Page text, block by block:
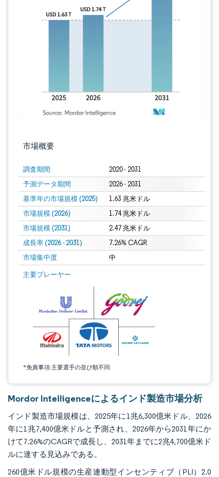
市場概要
調査期間 2020 - 2031
予測データ期間 2026 - 2031
基準年の市場規模 (2025) 1.63 兆米ドル
市場規模 (2026) 1.74 兆米ドル
市場規模 (2031) 2.47 兆米ドル
成長率 (2026 - 2031) 7.26% CAGR
市場集中度 中
主要プレーヤー
*免責事項:主要選手の並び順不同
画像 © Mordor Intelligence。再利用にはCC BY 4.0の表示が必要です。
Mordor Intelligenceによるインド製造市場分析
インド製造市場規模は、2025年に1兆6,300億米ドル、2026
年に1兆7,400億米ドルと予測され、2026年から2031年にか
けて7.26%のCAGRで成長し、2031年までに2兆4,700億米ド
ルに達する見込みである。
260億米ドル規模の生産連動型インセンティブ（PLI）2.0